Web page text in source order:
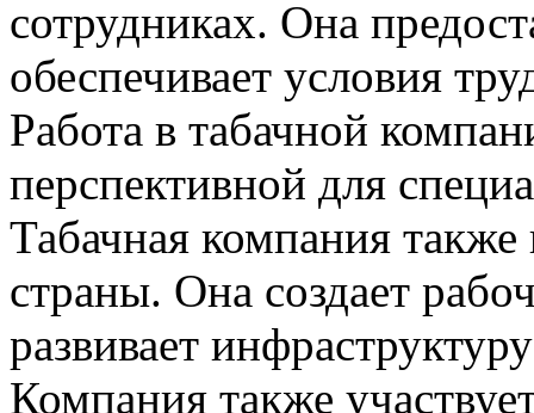
сотрудниках. Она
обеспечивает условия
Работа в табачной
перспективной для
Табачная компания
страны. Она создает
развивает
Компания также